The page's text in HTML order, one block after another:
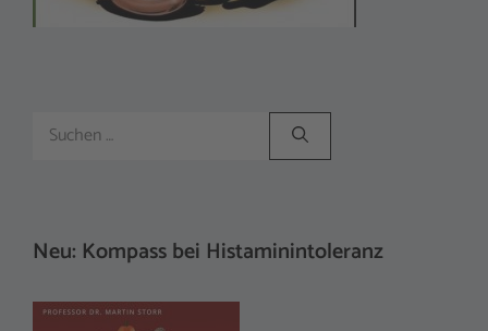
Suchen
nach:
Neu: Kompass bei Histaminintoleranz